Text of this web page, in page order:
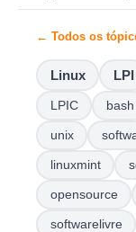
← Todos os
Linux LPI
LPIC bash
unix
linuxmint
opensource
softwarelivre